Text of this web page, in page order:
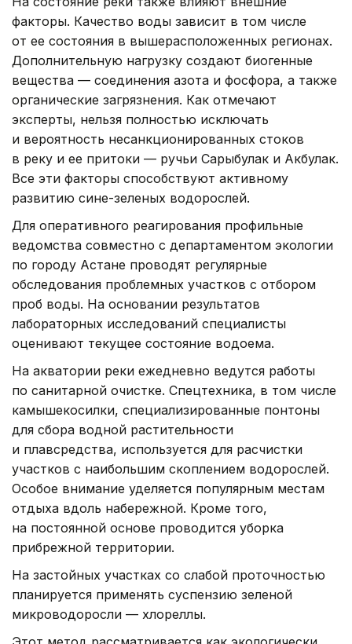
факторы. Качество воды зависит в том числе
от ее состояния в вышерасположенных регионах.
Дополнительную нагрузку создают биогенные
вещества — соединения азота и фосфора, а также
органические загрязнения. Как отмечают
эксперты, нельзя полностью исключать
и вероятность несанкционированных стоков
в реку и ее притоки — ручьи Сарыбулак и Акбулак.
Все эти факторы способствуют активному
развитию сине-зеленых водорослей.
Для оперативного реагирования профильные
ведомства совместно с департаментом экологии
по городу Астане проводят регулярные
обследования проблемных участков с отбором
проб воды. На основании результатов
лабораторных исследований специалисты
оценивают текущее состояние водоема.
На акватории реки ежедневно ведутся работы
по санитарной очистке. Спецтехника, в том числе
камышекосилки, специализированные понтоны
для сбора водной растительности
и плавсредства, используется для расчистки
участков с наибольшим скоплением водорослей.
Особое внимание уделяется популярным местам
отдыха вдоль набережной. Кроме того,
на постоянной основе проводится уборка
прибрежной территории.
На застойных участках со слабой проточностью
планируется применять суспензию зеленой
микроводоросли — хлореллы.